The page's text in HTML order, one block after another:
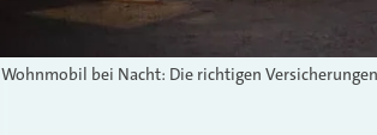
Wohnmobil bei Nacht: Die richtigen